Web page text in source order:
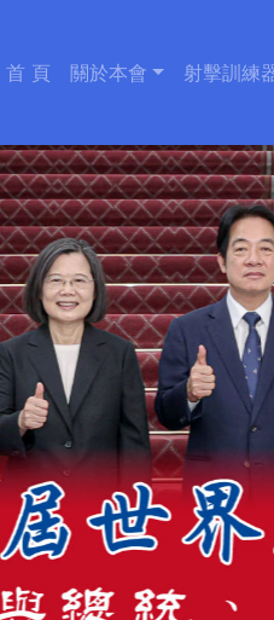
首 頁 關於本會 射擊訓練